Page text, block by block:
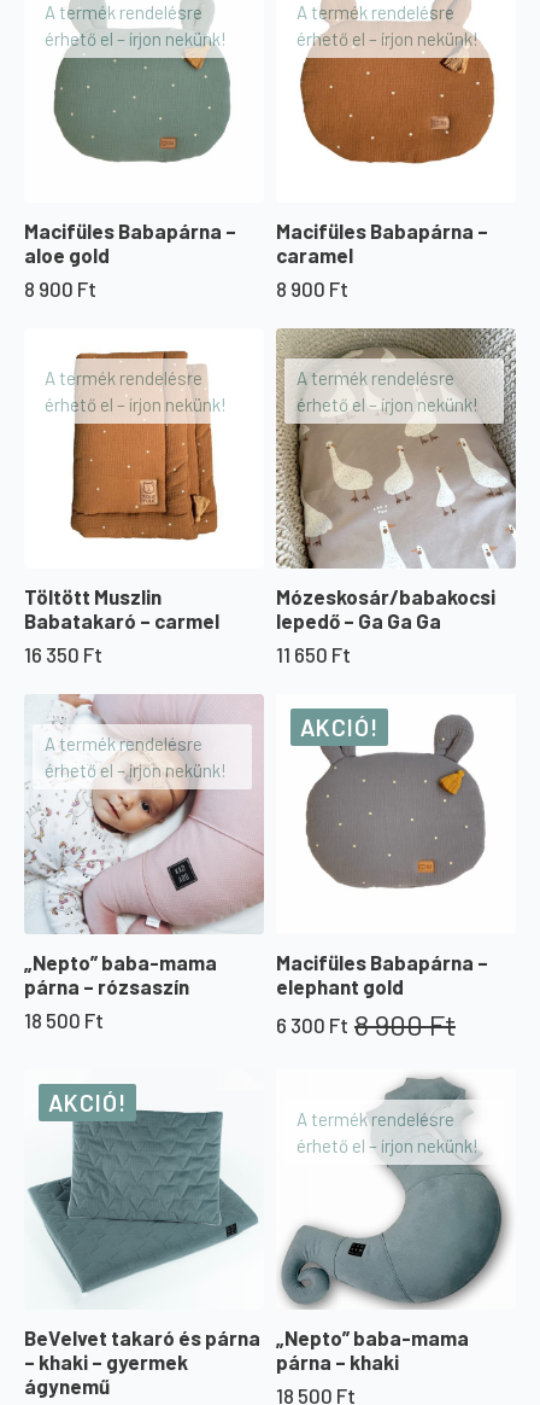
A termék rendelésre
érhető el – írjon nekünk!
Macifüles Babapárna –
aloe gold
8 900 Ft
A termék rendelésre
érhető el – írjon nekünk!
Macifüles Babapárna –
caramel
8 900 Ft
A termék rendelésre
érhető el – írjon nekünk!
Töltött Muszlin
Babatakaró – carmel
16 350 Ft
A termék rendelésre
érhető el – írjon nekünk!
Mózeskosár/babakocsi
lepedő – Ga Ga Ga
11 650 Ft
A termék rendelésre
érhető el – írjon nekünk!
„Nepto” baba-mama
párna – rózsaszín
18 500 Ft
AKCIÓ!
Macifüles Babapárna –
elephant gold
8 900Ft
Original
900 Ft.
6 300 Ft
Current
300 Ft.
AKCIÓ!
BeVelvet takaró és párna
– khaki – gyermek
ágynemű
A termék rendelésre
érhető el – írjon nekünk!
„Nepto” baba-mama
párna – khaki
18 500 Ft